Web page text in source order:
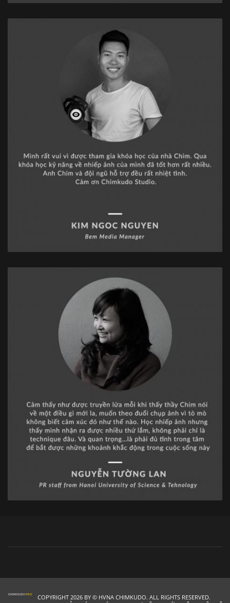
COPYRIGHT 2026 BY © HVNA CHIMKUDO. ALL RIGHTS RESERVED.